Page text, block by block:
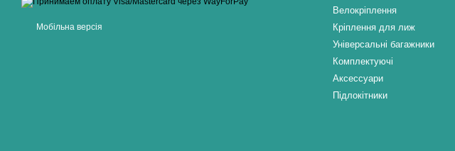
Мобільна версія
Велокріплення
Кріплення для лиж
Універсальні багажники
Комплектуючі
Аксессуари
Підлокітники